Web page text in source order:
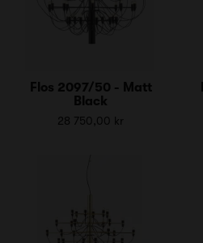
Flos 2097/50 - Matt
Black
28 750,00 kr